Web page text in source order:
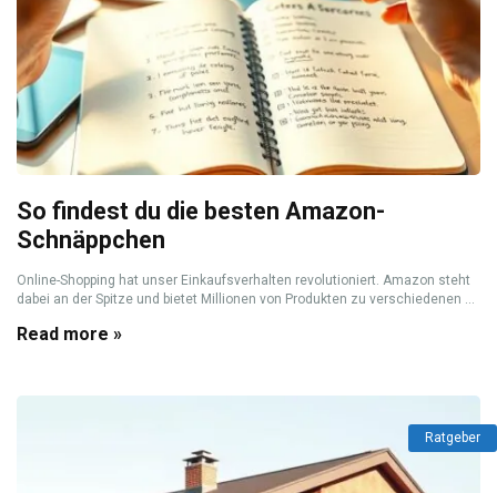
So findest du die besten Amazon-
Schnäppchen
Online-Shopping hat unser Einkaufsverhalten revolutioniert. Amazon steht
dabei an der Spitze und bietet Millionen von Produkten zu verschiedenen ...
Read more »
Ratgeber